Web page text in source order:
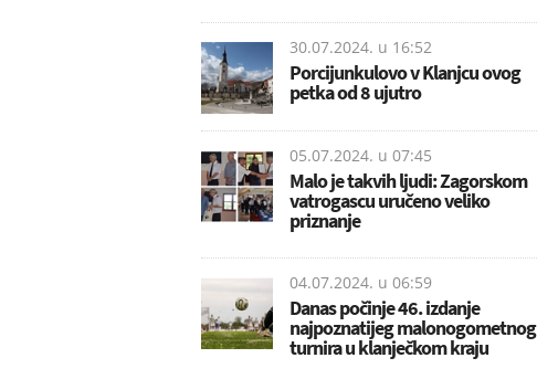
30.07.2024. u 16:52
Porcijunkulovo v Klanjcu ovog
petka od 8 ujutro
05.07.2024. u 07:45
Malo je takvih ljudi: Zagorskom
vatrogascu uručeno veliko
priznanje
04.07.2024. u 06:59
Danas počinje 46. izdanje
najpoznatijeg malonogometnog
turnira u klanječkom kraju